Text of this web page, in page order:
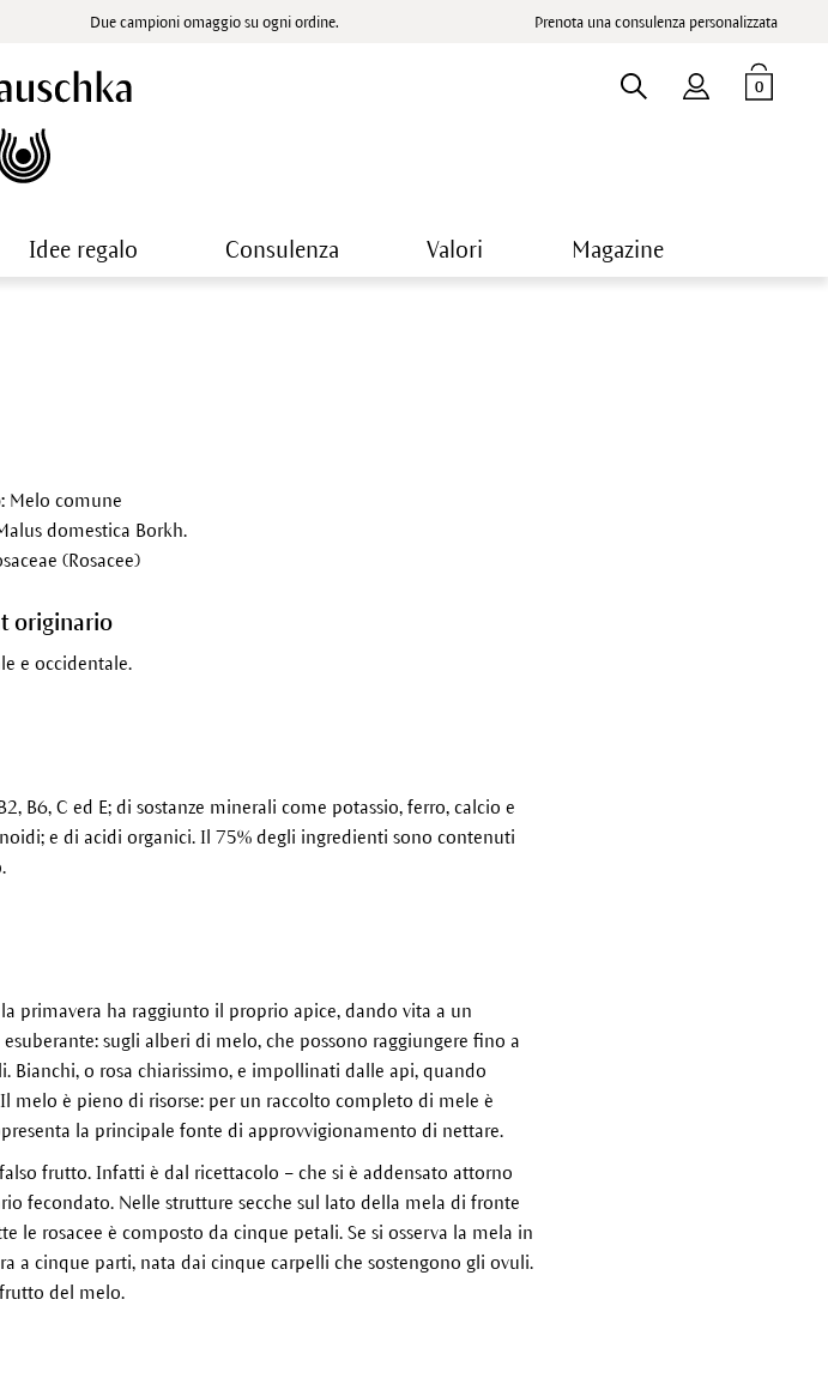
Due campioni omaggio su ogni ordine. Prenota una consulenza personalizzata
0
Idee regalo Consulenza Valori Magazine
Melo comune
domestica Borkh.
(Rosacee)
originario
e occidentale.
B6, C ed E; di sostanze minerali come potassio, ferro, calcio e
e di acidi organici. Il 75% degli ingredienti sono contenuti
primavera ha raggiunto il proprio apice, dando vita a un
sugli alberi di melo, che possono raggiungere fino a
Bianchi, o rosa chiarissimo, e impollinati dalle api, quando
melo è pieno di risorse: per un raccolto completo di mele è
la principale fonte di approvvigionamento di nettare.
frutto. Infatti è dal ricettacolo – che si è addensato attorno
fecondato. Nelle strutture secche sul lato della mela di fronte
le rosacee è composto da cinque petali. Se si osserva la mela in
a cinque parti, nata dai cinque carpelli che sostengono gli ovuli.
del melo.